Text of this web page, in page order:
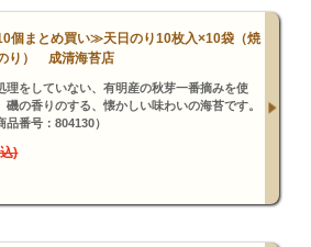
個まとめ買い≫天日のり10枚入×10袋（焼
り） 成清海苔店
理をしていない、有明産の秋芽一番摘みを使
磯の香りのする、懐かしい味わいの海苔です。
品番号：804130）
)